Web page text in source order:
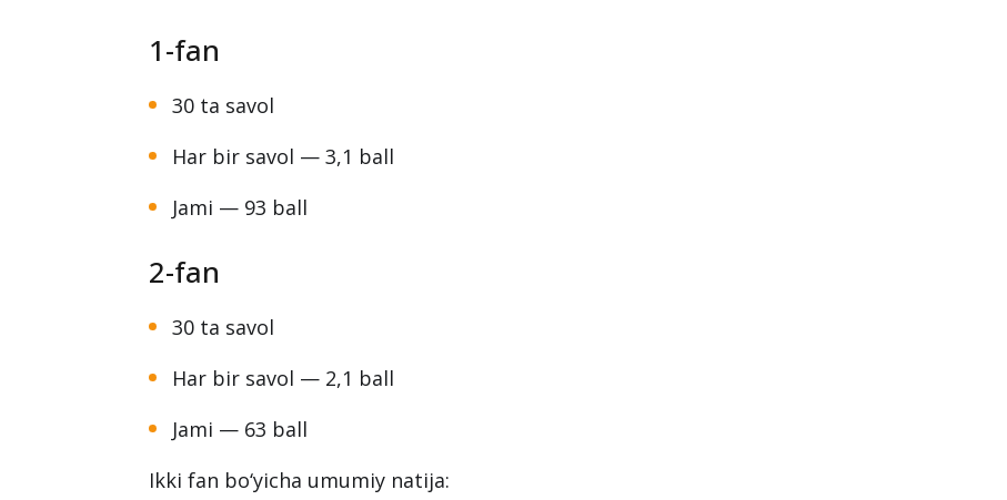
1-fan
30 ta savol
Har bir savol — 3,1 ball
Jami — 93 ball
2-fan
30 ta savol
Har bir savol — 2,1 ball
Jami — 63 ball
Ikki fan bo‘yicha umumiy natija: